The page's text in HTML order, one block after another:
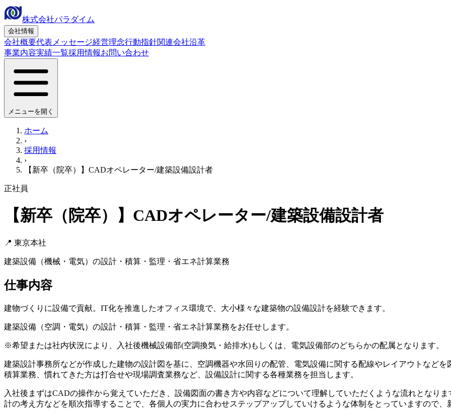
株式会社パラダイム
会社情報
会社概要代表メッセージ経営理念行動指針関連会社沿革
事業内容実績一覧採用情報お問い合わせ
メニューを開く
ホーム
›
採用情報
›
【新卒（院卒）】CADオペレーター/建築設備設計者
正社員
【新卒（院卒）】CADオペレーター/建築設備設計者
📍 東京本社
建築設備（機械・電気）の設計・積算・監理・省エネ計算業務
仕事内容
建物づくりに設備で貢献。IT化を推進したオフィス環境で、大小様々な建築物の設備設計を経験できます。
建築設備（空調・電気）の設計・積算・監理・省エネ計算業務をお任せします。
※希望または社内状況により、入社後機械設備部(空調換気・給排水)もしくは、電気設備部のどちらかの配属となります。
建築設計事務所などが作成した建物の設計図を基に、空調機器や水回りの配管、電気設備に関する配線やレイアウトなどを
積算業務、慣れてきた方は打合せや現場調査業務など、設備設計に関する各種業務を担当します。
入社後まずはCADの操作から覚えていただき、設備図面の書き方や内容などについて理解していただくような流れとなり
計の考え方などを順次指導することで、各個人の実力に合わせステップアップしていけるような体制をとっていますので、